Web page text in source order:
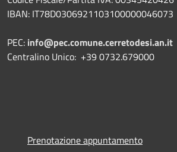
IBAN: IT78D0306921103100000046073
PEC: info@pec.comune.cerretodesi.an.it
Centralino Unico: +39 0732.679000
Prenotazione appuntamento